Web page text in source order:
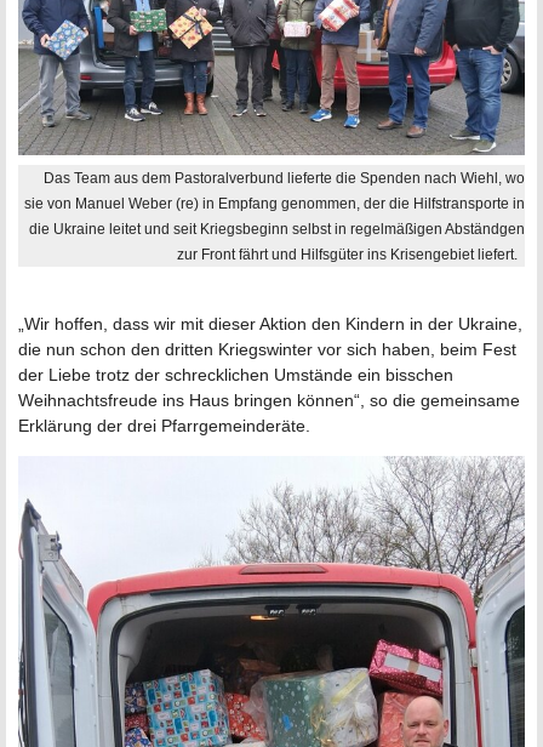
Das Team aus dem Pastoralverbund lieferte die Spenden nach Wiehl, wo
sie von Manuel Weber (re) in Empfang genommen, der die Hilfstransporte in
die Ukraine leitet und seit Kriegsbeginn selbst in regelmäßigen Abständgen
zur Front fährt und Hilfsgüter ins Krisengebiet liefert.
„Wir hoffen, dass wir mit dieser Aktion den Kindern in der Ukraine,
die nun schon den dritten Kriegswinter vor sich haben, beim Fest
der Liebe trotz der schrecklichen Um­stände ein bisschen
Weihnachtsfreude ins Haus bringen können“, so die gemeinsame
Erklärung der drei Pfarrgemeinderäte.